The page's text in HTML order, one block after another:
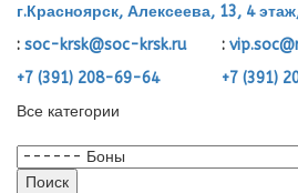
г.Красноярск, Алексеева, 13, 4
: soc-krsk@soc-krsk.ru :
+7 (391) 208-69-64
+7 (391)
Все категории
Поиск